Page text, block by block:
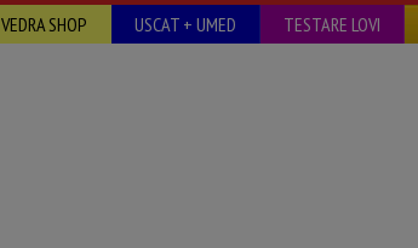
VEDRA SHOP USCAT + UMED TESTARE LOVI